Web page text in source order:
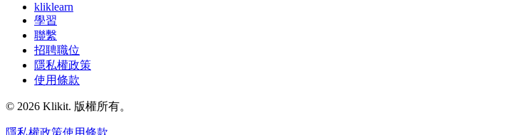
kliklearn
學習
聯繫
招聘職位
隱私權政策
使用條款
© 2026 Klikit. 版權所有。